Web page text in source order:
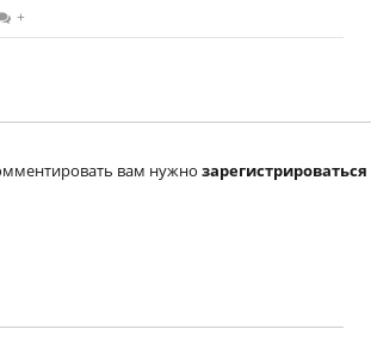
+
вам нужно зарегистрироваться